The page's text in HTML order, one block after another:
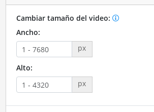
Cambiar tamaño del video:
Ancho:
px
Alto:
px